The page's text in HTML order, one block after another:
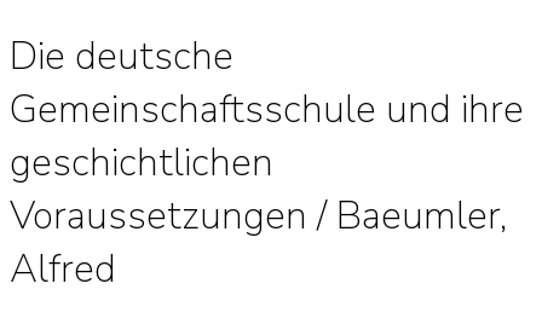
Die deutsche
Gemeinschaftsschule und ihre
geschichtlichen
Voraussetzungen / Baeumler,
Alfred